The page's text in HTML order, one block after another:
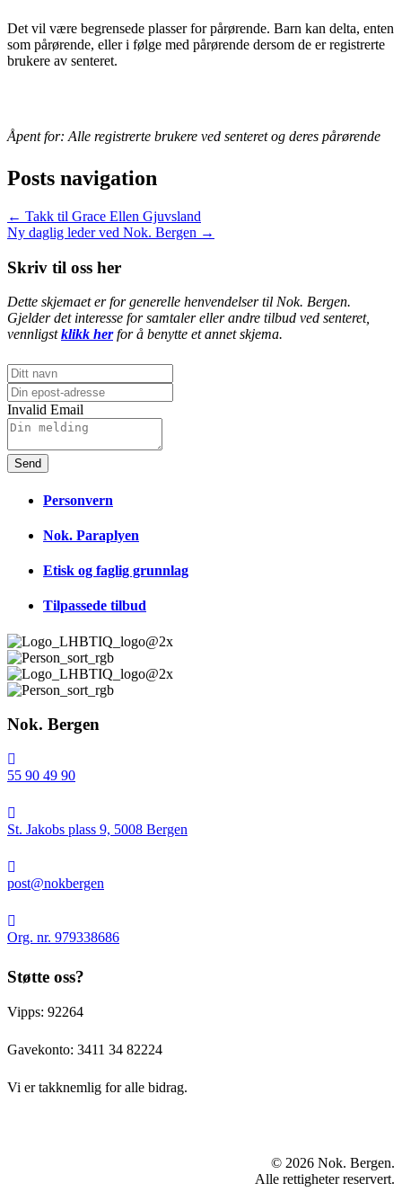
Det vil være begrensede plasser for pårørende. Barn kan delta, enten
som pårørende, eller i følge med pårørende dersom de er registrerte
brukere av senteret.
Åpent for: Alle registrerte brukere ved senteret og deres pårørende
Posts navigation
← Takk til Grace Ellen Gjuvsland
Ny daglig leder ved Nok. Bergen →
Skriv til oss her
Dette skjemaet er for generelle henvendelser til Nok. Bergen.
Gjelder det interesse for samtaler eller andre tilbud ved senteret,
vennligstklikk herfor å benytte et annet skjema.
Invalid Email
Send
Personvern
Nok. Paraplyen
Etisk og faglig grunnlag
Tilpassede tilbud
Nok. Bergen
55 90 49 90
Jakobs
5008
Bergen
St. Jakobs plass 9, 5008 Bergen
post@nokbergen
nr.
Org. nr. 979338686
Støtte oss?
Vipps: 92264
Gavekonto: 3411 34 82224
Vi er takknemlig for alle bidrag.
© 2026 Nok. Bergen.
Alle rettigheter reservert.